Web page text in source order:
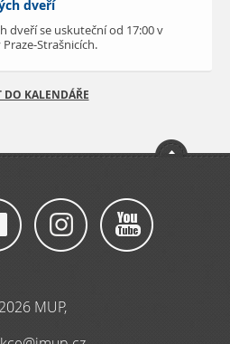
dveří
dveří se uskuteční od 17:00 v
Strašnicích.
DO KALENDÁŘE
MUP,